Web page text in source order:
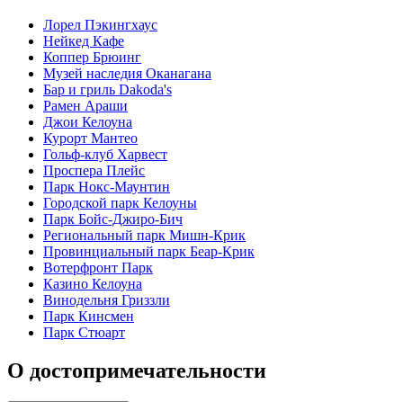
Лорел Пэкингхаус
Нейкед Кафе
Коппер Брюинг
Музей наследия Оканагана
Бар и гриль Dakoda's
Рамен Араши
Джои Келоуна
Курорт Мантео
Гольф-клуб Харвест
Проспера Плейс
Парк Нокс-Маунтин
Городской парк Келоуны
Парк Бойс-Джиро-Бич
Региональный парк Мишн-Крик
Провинциальный парк Беар-Крик
Вотерфронт Парк
Казино Келоуна
Винодельня Гриззли
Парк Кинсмен
Парк Стюарт
О достопримечательности